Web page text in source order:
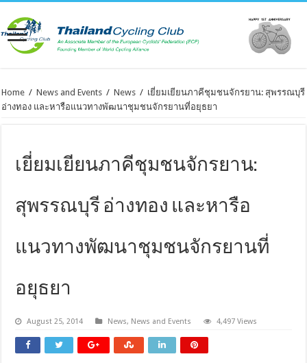
Home / News and Events / News / เยี่ยมเยียนภาคีชุมชนจักรยาน: สุพรรณบุรี
อ่างทอง และหารือแนวทางพัฒนาชุมชนจักรยานที่อยุธยา
เยี่ยมเยียนภาคีชุมชนจักรยาน:
สุพรรณบุรี อ่างทอง และหารือ
แนวทางพัฒนาชุมชนจักรยานที่
อยุธยา
August 25, 2014 News, News and Events 4,497 Views